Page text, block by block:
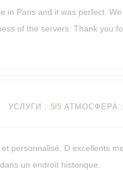
in Paris and it was perfect.
of the servers. Thank you
УСЛУГИ : 5/5 АТМОСФЕРА :
personnalisé. D excellents
un endroit historique.